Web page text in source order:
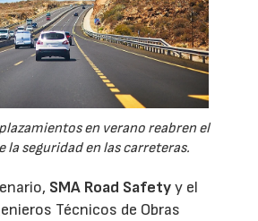
en verano reabren el
la seguridad en las carreteras.
SMA Road Safetyy el
Técnicos de Obras